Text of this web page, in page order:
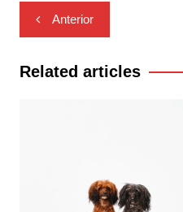
Navegación
de
entradas
Anterior
Related articles